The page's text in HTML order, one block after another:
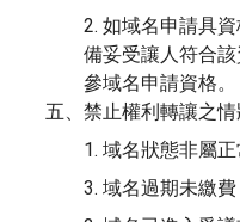
2. 如域名申請具
備妥受讓人符合
參域名申請資格。
五、禁止權利轉讓之情
1. 域名狀態非屬正
3. 域名過期未繳費